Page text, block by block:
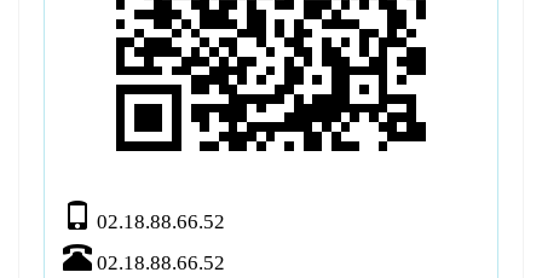
02.18.88.66.52
02.18.88.66.52